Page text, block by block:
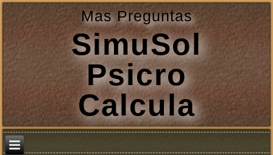
Mas Preguntas
SimuSol
Psicro
Calcula